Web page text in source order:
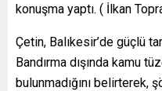
konuşma yaptı. ( İlkan
Çetin, Balıkesir’de güçlü
Bandırma dışında kamu
bulunmadığını belirterek,